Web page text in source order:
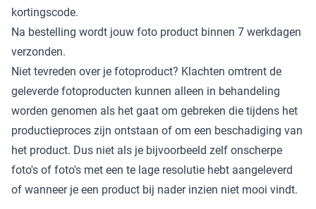
kortingscode.
Na bestelling wordt jouw foto product binnen 7 werkdagen
verzonden.
Niet tevreden over je fotoproduct? Klachten omtrent de
geleverde fotoproducten kunnen alleen in behandeling
worden genomen als het gaat om gebreken die tijdens het
productieproces zijn ontstaan of om een beschadiging van
het product. Dus niet als je bijvoorbeeld zelf onscherpe
foto's of foto's met een te lage resolutie hebt aangeleverd
of wanneer je een product bij nader inzien niet mooi vindt.